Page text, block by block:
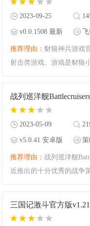
2023-09-25
v0.0.1508 最新
推荐理由： 豺狼神兵游戏
射击类游戏。游戏是豺狼
腾飞小准备的这款豺狼神
2023-05-09
v5.0.41 安卓版
推荐理由： 战列巡洋舰
近推出的十分优秀的战争
置军舰排列来与地方进行
三国记激斗官方版